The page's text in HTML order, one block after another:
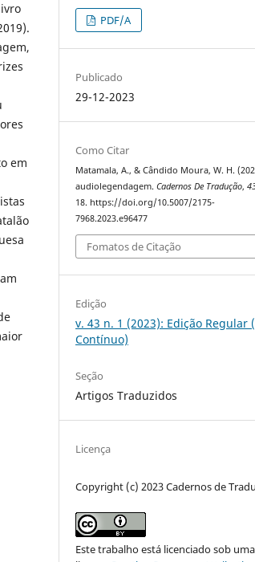
em
PDF/A
Publicado
29-12-2023
Como Citar
Matamala, A., & Cândido Moura, W. H.
audiolegendagem.Cadernos De Tradução,
18. https://doi.org/10.5007/2175-
7968.2023.e96477
Fomatos de Citação
Edição
v. 43 n. 1 (2023): Edição Regular
Contínuo)
Seção
Artigos Traduzidos
Licença
Copyright (c) 2023 Cadernos de
Este trabalho está licenciado sob uma